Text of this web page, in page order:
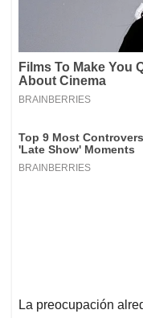
La preocupación